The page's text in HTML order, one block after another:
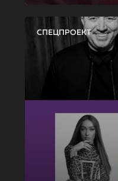
СПЕЦПРОЕКТ